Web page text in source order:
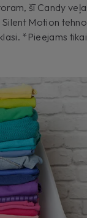
šī Candy
Motion
*Pieejams